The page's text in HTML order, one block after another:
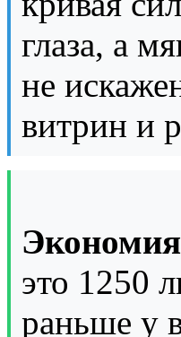
глаза, а
не
витрин и
это 1250
раньше у